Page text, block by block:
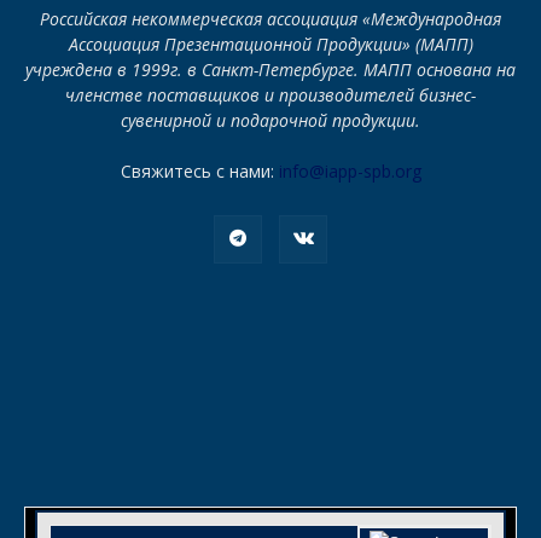
Российская некоммерческая ассоциация «Международная
Ассоциация Презентационной Продукции» (МАПП)
учреждена в 1999г. в Санкт-Петербурге. МАПП основана на
членстве поставщиков и производителей бизнес-
сувенирной и подарочной продукции.
Свяжитесь с нами: info@iapp-spb.org